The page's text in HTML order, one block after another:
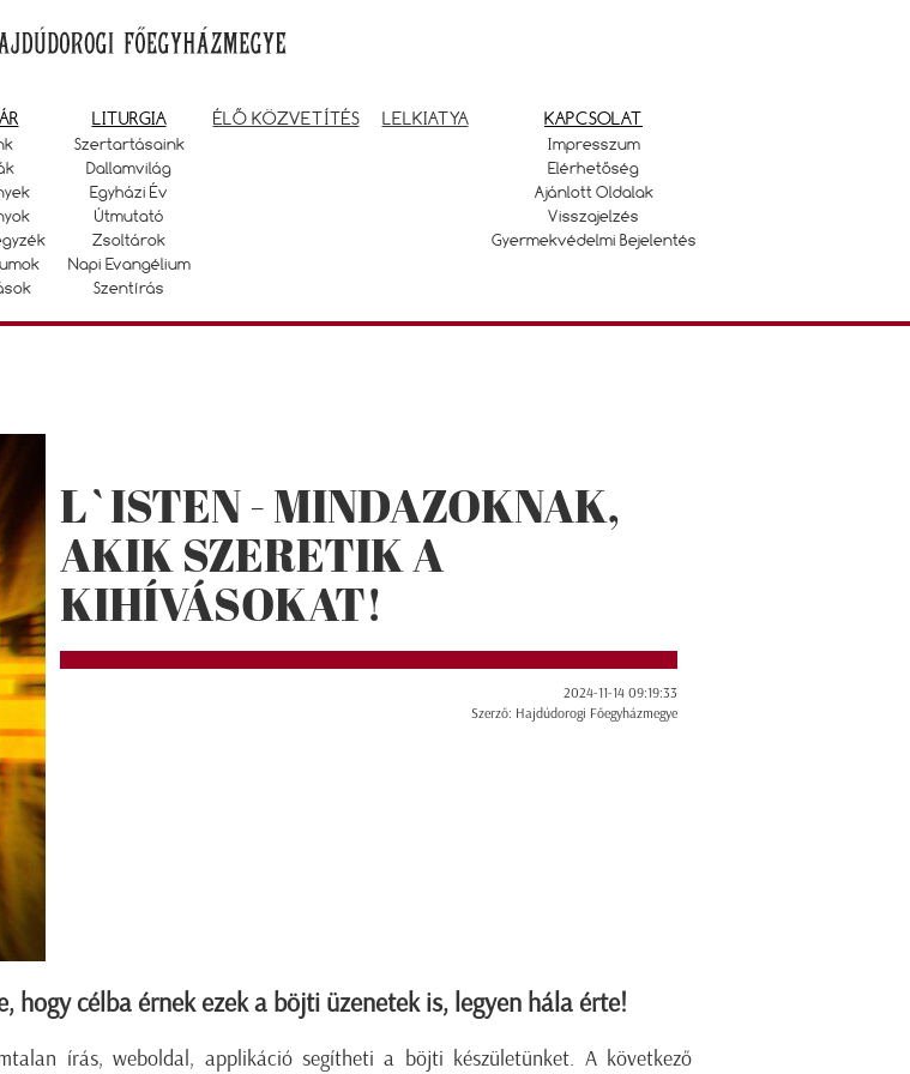
LITURGIA
Szertartásaink
Dallamvilág
Egyházi Év
Útmutató
Zsoltárok
Napi Evangélium
Szentírás
ÉLŐ KÖZVETÍTÉS LELKIATYA KAPCSOLAT
Impresszum
Elérhetőség
Ajánlott Oldalak
Visszajelzés
Gyermekvédelmi Bejelentés
L`ISTEN - MINDAZOKNAK,
AKIK SZERETIK A
KIHÍVÁSOKAT!
2024-11-14 09:19:33
Szerző: Hajdúdorogi Főegyházmegye
hogy célba érnek ezek a böjti üzenetek is, legyen hála érte!
írás, weboldal, applikáció segítheti a böjti készületünket. A következő